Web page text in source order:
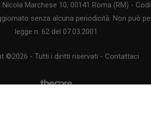
Marchese 10, 00141 Roma (RM) -
senza alcuna periodicità. Non può
legge n. 62 del 07.03.2001
©2026 - Tutti i diritti riservati - Contattaci